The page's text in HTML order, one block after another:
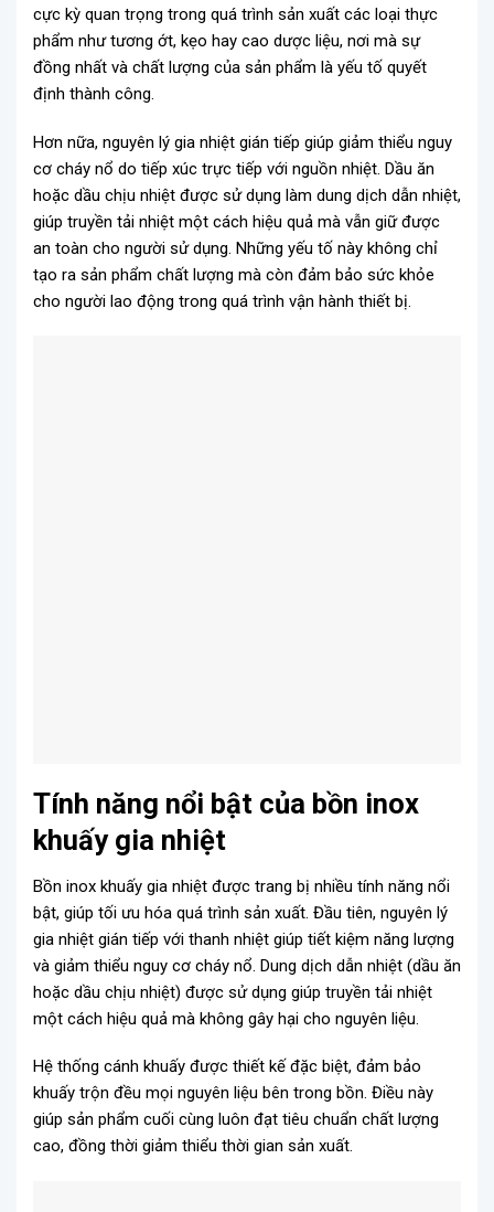
cực kỳ quan trọng trong quá trình sản xuất các loại thực
phẩm như tương ớt, kẹo hay cao dược liệu, nơi mà sự
đồng nhất và chất lượng của sản phẩm là yếu tố quyết
định thành công.
Hơn nữa, nguyên lý gia nhiệt gián tiếp giúp giảm thiểu nguy
cơ cháy nổ do tiếp xúc trực tiếp với nguồn nhiệt. Dầu ăn
hoặc dầu chịu nhiệt được sử dụng làm dung dịch dẫn nhiệt,
giúp truyền tải nhiệt một cách hiệu quả mà vẫn giữ được
an toàn cho người sử dụng. Những yếu tố này không chỉ
tạo ra sản phẩm chất lượng mà còn đảm bảo sức khỏe
cho người lao động trong quá trình vận hành thiết bị.
Tính năng nổi bật của bồn inox
khuấy gia nhiệt
Bồn inox khuấy gia nhiệt được trang bị nhiều tính năng nổi
bật, giúp tối ưu hóa quá trình sản xuất. Đầu tiên, nguyên lý
gia nhiệt gián tiếp với thanh nhiệt giúp tiết kiệm năng lượng
và giảm thiểu nguy cơ cháy nổ. Dung dịch dẫn nhiệt (dầu ăn
hoặc dầu chịu nhiệt) được sử dụng giúp truyền tải nhiệt
một cách hiệu quả mà không gây hại cho nguyên liệu.
Hệ thống cánh khuấy được thiết kế đặc biệt, đảm bảo
khuấy trộn đều mọi nguyên liệu bên trong bồn. Điều này
giúp sản phẩm cuối cùng luôn đạt tiêu chuẩn chất lượng
cao, đồng thời giảm thiểu thời gian sản xuất.